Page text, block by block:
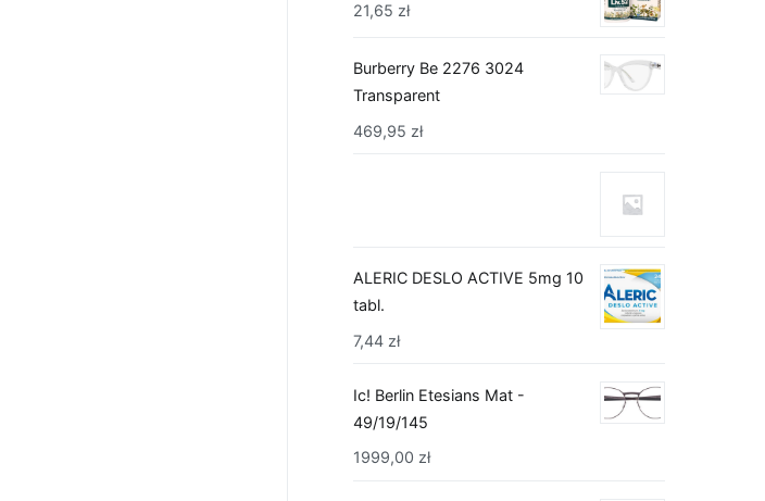
21,65 zł
Burberry Be 2276 3024
Transparent
469,95 zł
ALERIC DESLO ACTIVE 5mg 10
tabl.
7,44 zł
Ic! Berlin Etesians Mat -
49/19/145
1999,00 zł